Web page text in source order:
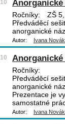
10
Ročníky:
ZŠ
Předváděcí
anorganické
Autor: Ivana
10
Ročníky:
Předváděcí
anorganické
Prezentace je
samostatné
Autor: Ivana